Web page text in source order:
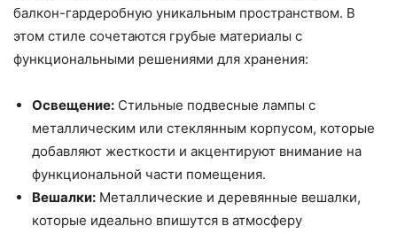
балкон-гардеробную уникальным пространством. В
этом стиле сочетаются грубые материалы с
функциональными решениями для хранения:
Освещение: Стильные подвесные лампы с
металлическим или стеклянным корпусом, которые
добавляют жесткости и акцентируют внимание на
функциональной части помещения.
Вешалки: Металлические и деревянные вешалки,
которые идеально впишутся в атмосферу